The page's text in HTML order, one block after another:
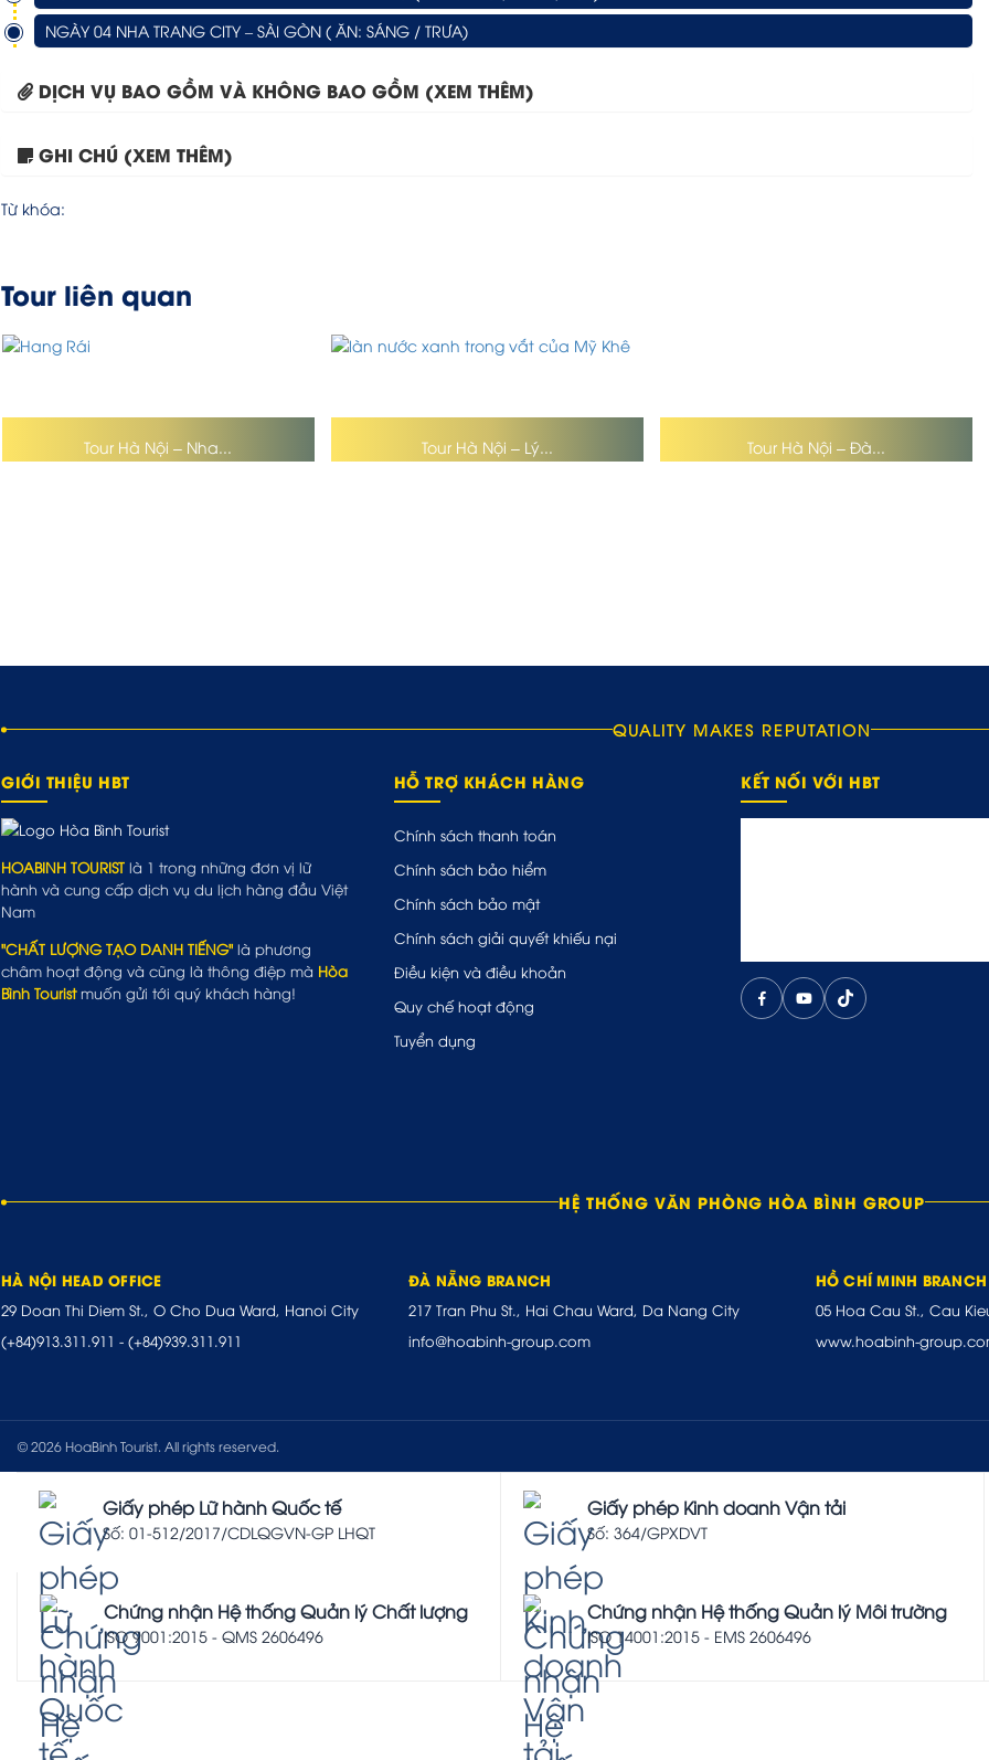
NGÀY 04 NHA TRANG CITY – SÀI GÒN ( ĂN: SÁNG / TRƯA)
DỊCH VỤ BAO GỒM VÀ KHÔNG BAO GỒM (XEM THÊM)
GHI CHÚ (XEM THÊM)
Từ khóa:
Tour liên quan
Tour Hà Nội – Nha... Tour Hà Nội – Lý... Tour Hà Nội – Đà...
QUALITY MAKES REPUTATION
GIỚI THIỆU HBT
HOABINH TOURIST là 1 trong những đơn vị lữ
hành và cung cấp dịch vụ du lịch hàng đầu Việt
Nam
"CHẤT LƯỢNG TẠO DANH TIẾNG" là phương
châm hoạt động và cũng là thông điệp mà Hòa
Bình Touristmuốn gửi tới quý khách hàng!
HỖ TRỢ KHÁCH HÀNG
Chính sách thanh toán
Chính sách bảo hiểm
Chính sách bảo mật
Chính sách giải quyết khiếu nại
Điều kiện và điều khoản
Quy chế hoạt động
Tuyển dụng
KẾT NỐI VỚI HBT
HỆ THỐNG VĂN PHÒNG HÒA BÌNH GROUP
HÀ NỘI HEAD OFFICE
29 Doan Thi Diem St., O Cho Dua Ward, Hanoi City
(+84)913.311.911 - (+84)939.311.911
ĐÀ NẴNG BRANCH
217 Tran Phu St., Hai Chau Ward, Da Nang City
info@hoabinh-group.com
HỒ CHÍ MINH BRANCH
05 Hoa Cau St., Cau
www.hoabinh-
© 2026 HoaBinh Tourist. All rights reserved.
Giấy phép Lữ hành Quốc tế
Số: 01-512/2017/CDLQGVN-GP LHQT
Giấy phép Kinh doanh Vận tải
Số: 364/GPXDVT
Chứng nhận Hệ thống Quản lý Chất lượng
ISO 9001:2015 - QMS 2606496
Chứng nhận Hệ thống Quản lý Môi trường
ISO 14001:2015 - EMS 2606496